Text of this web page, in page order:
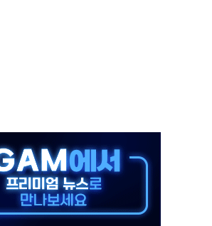
르텔이 습득해 전투 활용
자 숨져